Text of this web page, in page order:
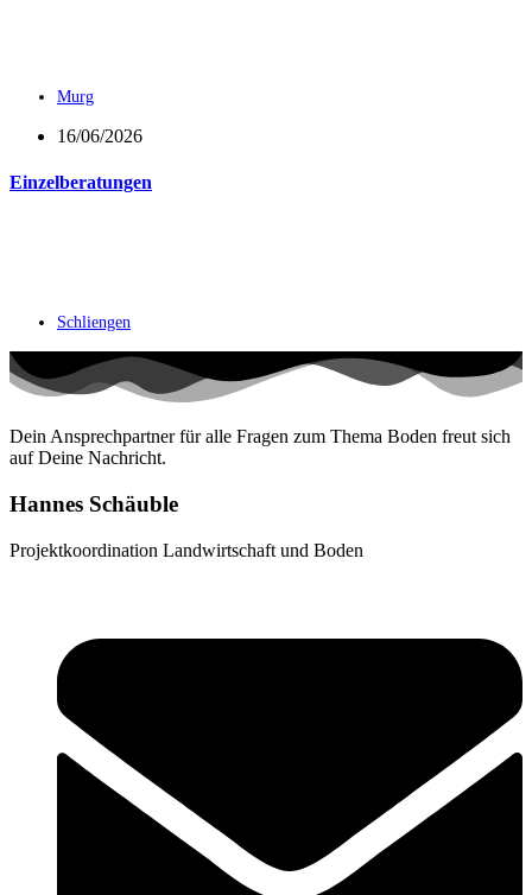
Murg
16/06/2026
Einzelberatungen
Schliengen
Dein Ansprechpartner für alle Fragen zum Thema Boden freut sich
auf Deine Nachricht.
Hannes Schäuble
Projektkoordination Landwirtschaft und Boden